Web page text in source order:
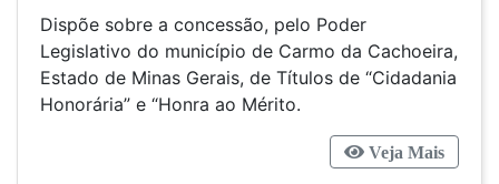
Dispõe sobre a concessão, pelo Poder
Legislativo do município de Carmo da Cachoeira,
Estado de Minas Gerais, de Títulos de “Cidadania
Honorária” e “Honra ao Mérito.
Veja Mais